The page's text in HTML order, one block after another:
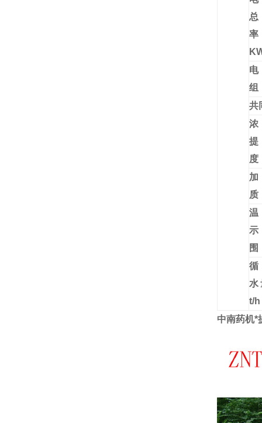
共
质
t/h
中南药机*